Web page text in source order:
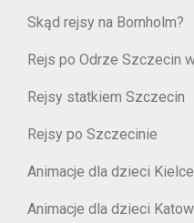
Skąd rejsy na Bornholm?
Rejs po Odrze Szczecin
Rejsy statkiem Szczecin
Rejsy po Szczecinie
Animacje dla dzieci Kielce
Animacje dla dzieci